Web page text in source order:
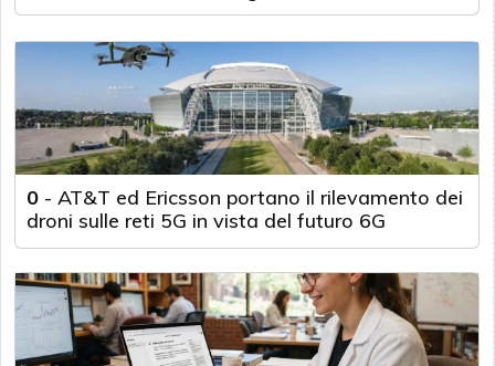
0 - AT&T ed Ericsson portano il rilevamento dei
droni sulle reti 5G in vista del futuro 6G